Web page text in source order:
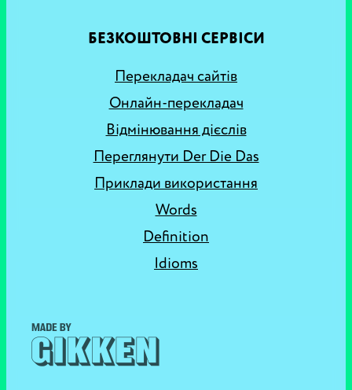
БЕЗКОШТОВНІ СЕРВІСИ
Перекладач сайтів
Онлайн-перекладач
Відмінювання дієслів
Переглянути Der Die Das
Приклади використання
Words
Definition
Idioms